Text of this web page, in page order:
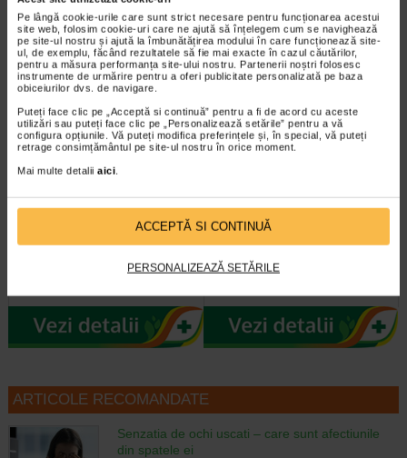
Pe lângă cookie-urile care sunt strict necesare pentru funcționarea acestui
site web, folosim cookie-uri care ne ajută să înțelegem cum se navighează
pe site-ul nostru și ajută la îmbunătățirea modului în care funcționează site-
ul, de exemplu, făcând rezultatele să fie mai exacte în cazul căutărilor,
pentru a măsura performanța site-ului nostru. Partenerii noștri folosesc
instrumente de urmărire pentru a oferi publicitate personalizată pe baza
obiceiurilor dvs. de navigare.
Puteți face clic pe „Acceptă si continuă” pentru a fi de acord cu aceste
utilizări sau puteți face clic pe „Personalizează setările” pentru a vă
configura opțiunile. Vă puteți modifica preferințele și, în special, vă puteți
retrage consimțământul pe site-ul nostru în orice moment.
Mai multe detalii aici.
ACCEPTĂ SI CONTINUĂ
PERSONALIZEAZĂ SETĂRILE
Plătești 2, primești 3
Maxitonic pentru femei, 60
Benesio MaxiTonic jeleuri pentru
femei este un supliment alimentar
Plătești 2, primești 3
COLAGEN + Vit C, Zinc si
Biotina, 20 comprimate…
Naturalis Colagen + Vitamina C,
Zinc si Biotina este un supliment
ARTICOLE RECOMANDATE
Senzatia de ochi uscati – care sunt afectiunile
din spatele ei